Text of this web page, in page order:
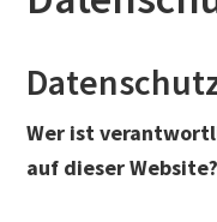
Wer ist
auf dieser Website?